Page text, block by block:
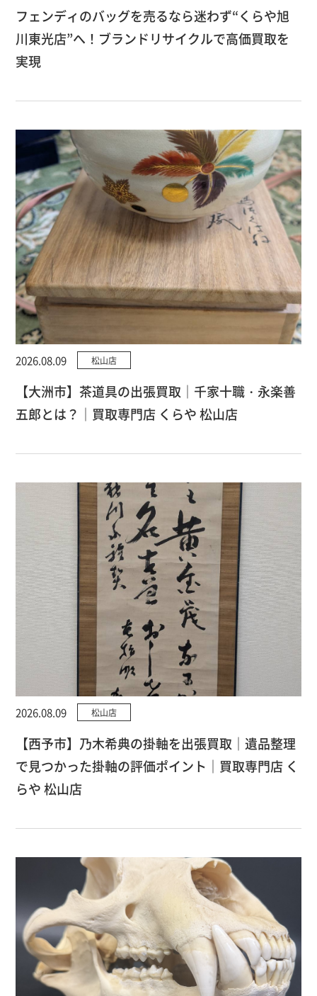
フェンディのバッグを売るなら迷わず“くらや旭
川東光店”へ！ブランドリサイクルで高価買取を
実現
2026.08.09 松山店
【大洲市】茶道具の出張買取｜千家十職・永楽善
五郎とは？｜買取専門店 くらや 松山店
2026.08.09 松山店
【西予市】乃木希典の掛軸を出張買取｜遺品整理
で見つかった掛軸の評価ポイント｜買取専門店 く
らや 松山店